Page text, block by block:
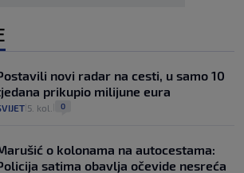
novi radar na cesti, u samo 10
prikupio milijune eura
5. kol. 0
o kolonama na autocestama:
satima obavlja očevide nesreća